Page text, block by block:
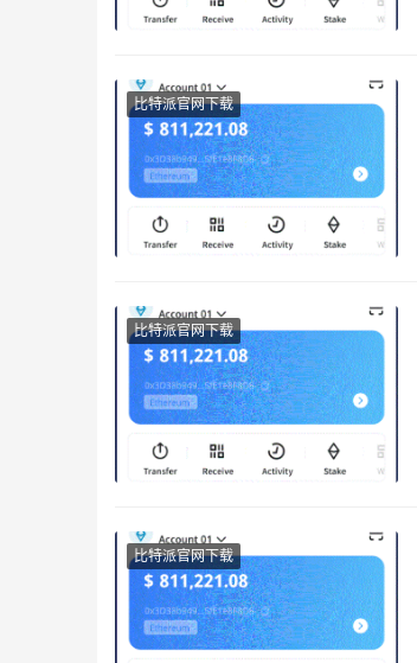
比特派官网下载
比特派官网下载
比特派官网下载